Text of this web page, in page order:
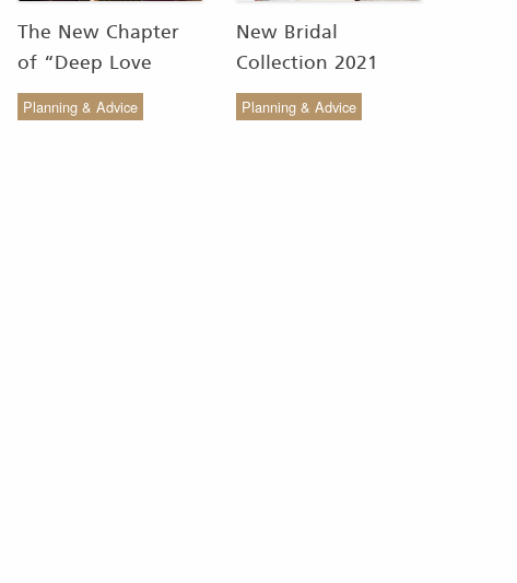
The New Chapter
of “Deep Love
Wedding Studio” :
รังสรรค์ผ้าทอของไทยให้
Planning & Advice
New Bridal
Collection 2021
from COCO CHIC
สวย เรียบง่าย สไตล์มินิ
Planning & Advice